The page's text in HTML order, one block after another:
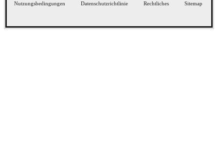
Nutzungsbedingungen Datenschutzrichtlinie Rechtliches Sitemap